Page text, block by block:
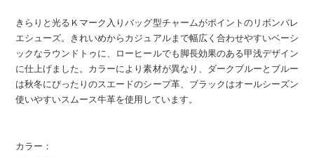
きらりと光るＫマーク入りバッグ型チャームがポイントのリボンバレ
エシューズ。きれいめからカジュアルまで幅広く合わせやすいベーシ
ックなラウンドトゥに、ローヒールでも脚長効果のある甲浅デザイン
に仕上げました。カラーにより素材が異なり、ダークブルーとブルー
は秋冬にぴったりのスエードのシープ革、ブラックはオールシーズン
使いやすいスムース牛革を使用しています。
カラー：